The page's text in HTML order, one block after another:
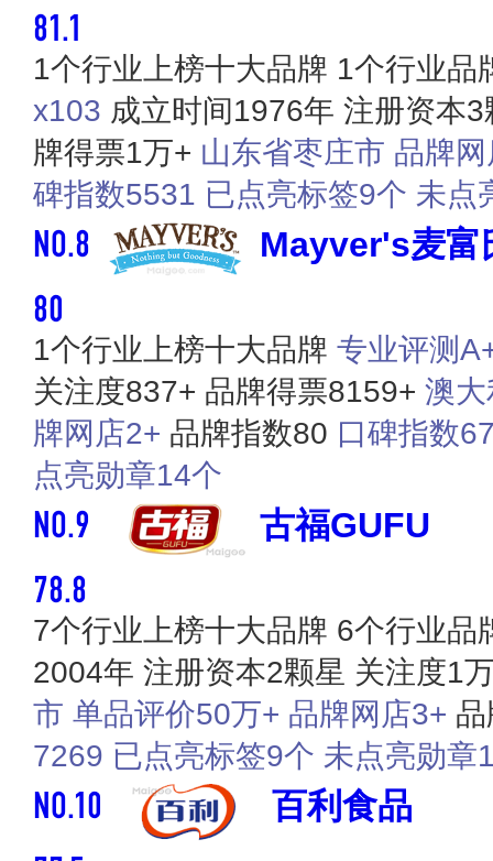
81.1
1个行业上榜十大品牌 1个行业品
x103 成立时间1976年 注册资本3
牌得票1万+ 山东省枣庄市 品牌
碑指数5531 已点亮标签9个 未点
NO.8 Mayver's麦富
80
1个行业上榜十大品牌 专业评测
关注度837+ 品牌得票8159+ 澳
牌网店2+ 品牌指数80 口碑指数
点亮勋章14个
NO.9 古福GUFU
78.8
7个行业上榜十大品牌 6个行业品
2004年 注册资本2颗星 关注度1
市 单品评价50万+ 品牌网店3+
7269 已点亮标签9个 未点亮勋章
NO.10 百利食品